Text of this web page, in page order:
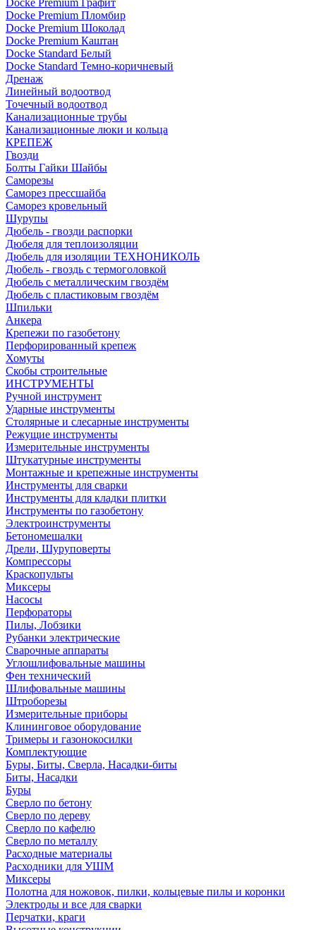
Docke Premium Графит
Docke Premium Пломбир
Docke Premium Шоколад
Docke Premium Каштан
Docke Standard Белый
Docke Standard Темно-коричневый
Дренаж
Линейный водоотвод
Точечный водоотвод
Канализационные трубы
Канализационные люки и кольца
КРЕПЕЖ
Гвозди
Болты Гайки Шайбы
Саморезы
Саморез прессшайба
Саморез кровельный
Шурупы
Дюбель - гвозди распорки
Дюбеля для теплоизоляции
Дюбель для изоляции ТЕХНОНИКОЛЬ
Дюбель - гвоздь с термоголовкой
Дюбель с металлическим гвоздём
Дюбель с пластиковым гвоздём
Шпильки
Анкера
Крепежи по газобетону
Перфорированный крепеж
Хомуты
Скобы строительные
ИНСТРУМЕНТЫ
Ручной инструмент
Ударные инструменты
Столярные и слесарные инструменты
Режущие инструменты
Измерительные инструменты
Штукатурные инструменты
Монтажные и крепежные инструменты
Инструменты для сварки
Инструменты для кладки плитки
Инструменты по газобетону
Электроинструменты
Бетономешалки
Дрели, Шуруповерты
Компрессоры
Краскопульты
Миксеры
Насосы
Перфораторы
Пилы, Лобзики
Рубанки электрические
Сварочные аппараты
Углошлифовальные машины
Фен технический
Шлифовальные машины
Штроборезы
Измерительные приборы
Клининговое оборудование
Тримеры и газонокосилки
Комплектующие
Буры, Биты, Сверла, Насадки-биты
Биты, Насадки
Буры
Сверло по бетону
Сверло по дереву
Сверло по кафелю
Сверло по металлу
Расходные материалы
Расходники для УШМ
Миксеры
Полотна для ножовок, пилки, кольцевые пилы и коронки
Электроды и все для сварки
Перчатки, краги